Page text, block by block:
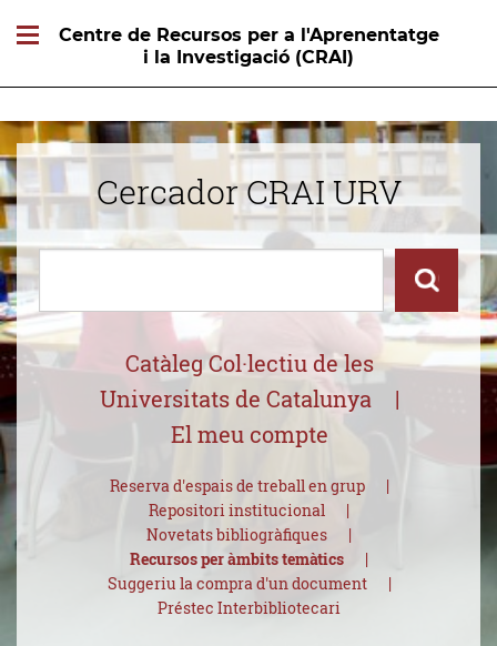
Centre de Recursos per a l'Aprenentatge
i la Investigació (CRAI)
Cercador CRAI URV
Cercar
Catàleg Col·lectiu de les
Universitats de Catalunya
El meu compte
Reserva d'espais de treball en grup
Repositori institucional
Novetats bibliogràfiques
Recursos per àmbits temàtics
Suggeriu la compra d'un document
Préstec Interbibliotecari